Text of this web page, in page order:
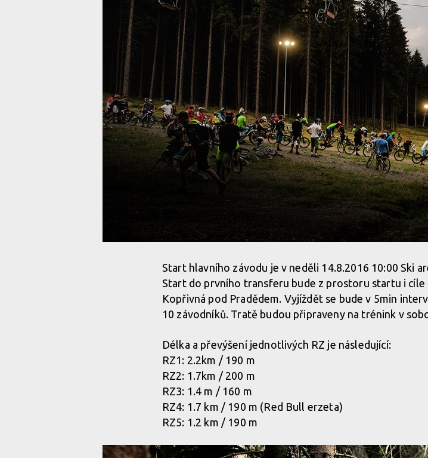
Start hlavního závodu je v neděli 14.8.2016 10:00 Ski
Start do prvního transferu bude z prostoru startu i cíle
Kopřivná pod Pradědem. Vyjíždět se bude v 5min
10 závodníků. Tratě budou připraveny na trénink v
Délka a převýšení jednotlivých RZ je následující:
RZ1: 2.2km / 190 m
RZ2: 1.7km / 200 m
RZ3: 1.4 m / 160 m
RZ4: 1.7 km / 190 m (Red Bull erzeta)
RZ5: 1.2 km / 190 m